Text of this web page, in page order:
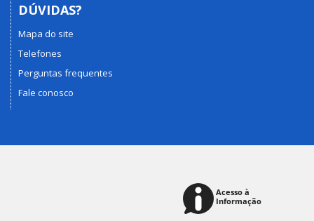
DÚVIDAS?
Mapa do site
Telefones
Perguntas frequentes
Fale conosco